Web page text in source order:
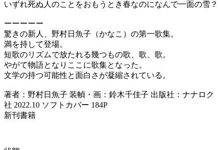
いずれ死ぬ人のことをおもうとき春なのになんで一面の雪？
ーーーーー
驚きの新人、野村日魚子（かなこ）の第一歌集。
満を持して登場。
短歌のリズムで放たれる幾つもの歌、歌、歌。
やがて物語となりここに歌集となった。
文学の持つ可能性と面白さが凝縮されている。
著者：野村日魚子 装幀・画：鈴木千佳子 出版社：ナナロク
社 2022.10 ソフトカバー 184P
新刊書籍